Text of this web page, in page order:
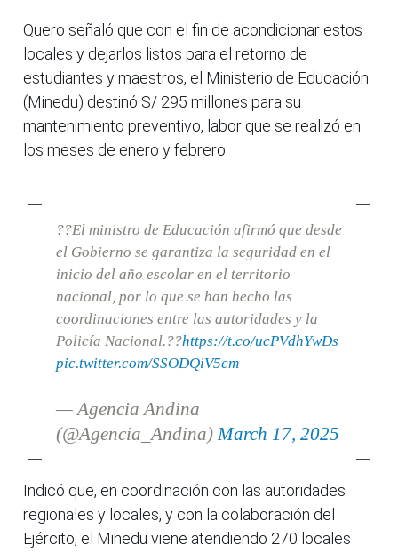
Quero señaló que con el fin de acondicionar estos
locales y dejarlos listos para el retorno de
estudiantes y maestros, el Ministerio de Educación
(Minedu) destinó S/ 295 millones para su
mantenimiento preventivo, labor que se realizó en
los meses de enero y febrero.
??El ministro de Educación afirmó que desde
el Gobierno se garantiza la seguridad en el
inicio del año escolar en el territorio
nacional, por lo que se han hecho las
coordinaciones entre las autoridades y la
Policía Nacional.??https://t.co/ucPVdhYwDs
pic.twitter.com/SSODQiV5cm
— Agencia Andina
(@Agencia_Andina) March 17, 2025
Indicó que, en coordinación con las autoridades
regionales y locales, y con la colaboración del
Ejército, el Minedu viene atendiendo 270 locales